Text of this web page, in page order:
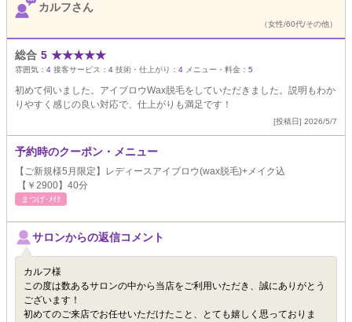
カルフさん
（女性/60代/その他）
総合 5 ★★★★★
雰囲気： 4 接客サービス： 4 技術・仕上がり： 4 メニュー・料金： 5
初めて伺いました。アイブロウWax脱毛をしていただきました。説明もわか
りやすく感じの良い対応で、仕上がりも満足です！
[投稿日] 2026/5/7
予約時のクーポン・メニュー
【ご新規様5月限定】レディースアイブロウ(wax脱毛)+メイク込
【￥2900】40分
まつげ･ﾒｲｸ
サロンからの返信コメント
カルフ様
この度は数あるサロンの中から当店をご利用いただき、誠にありがとう
ございます！
初めてのご来店でお任せいただけたこと、とても嬉しく思っておりま